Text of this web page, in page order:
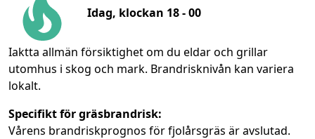
Idag, klockan 18 - 00
Iaktta allmän försiktighet om du eldar och grillar
utomhus i skog och mark. Brandrisknivån kan variera
lokalt.
Specifikt för gräsbrandrisk:
Vårens brandriskprognos för fjolårsgräs är avslutad.